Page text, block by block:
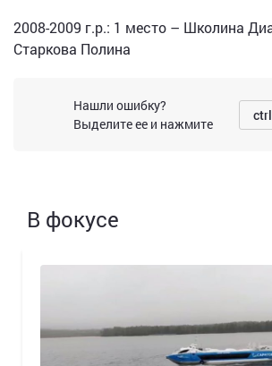
2008-2009 г.р.: 1 место – Школина
Старкова Полина
Нашли ошибку?
Выделите ее и нажмите
В фокусе